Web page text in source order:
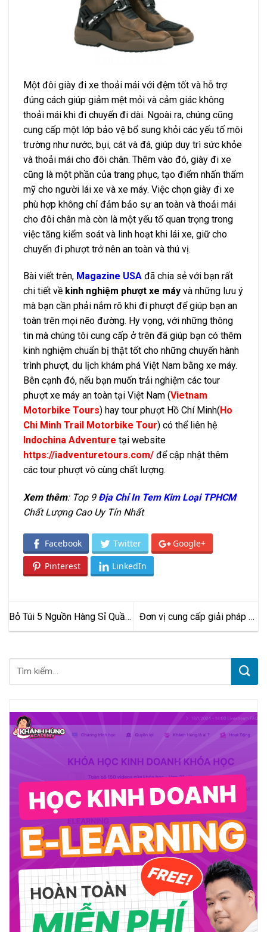
Một đôi giày đi xe thoải mái với đệm tốt và hỗ trợ
đúng cách giúp giảm mệt mỏi và cảm giác không
thoải mái khi đi chuyến đi dài. Ngoài ra, chúng cũng
cung cấp một lớp bảo vệ bổ sung khỏi các yếu tố môi
trường như nước, bụi, cát và đá, giúp duy trì sức khỏe
và thoải mái cho đôi chân. Thêm vào đó, giày đi xe
cũng là một phần của trang phục, tạo điểm nhấn thẩm
mỹ cho người lái xe và xe máy. Việc chọn giày đi xe
phù hợp không chỉ đảm bảo sự an toàn và thoải mái
cho đôi chân mà còn là một yếu tố quan trọng trong
việc tăng kiểm soát và linh hoạt khi lái xe, giữ cho
chuyến đi phượt trở nên an toàn và thú vị.
Bài viết trên, Magazine USA đã chia sẻ với bạn rất
chi tiết về kinh nghiệm phượt xe máy và những lưu ý
mà bạn cần phải nắm rõ khi đi phượt để giúp bạn an
toàn trên mọi nẽo đường. Hy vọng, với những thông
tin mà chúng tôi cung cấp ở trên đã giúp bạn có thêm
kinh nghiệm chuẩn bị thật tốt cho những chuyến hành
trình phượt, du lịch khám phá Việt Nam bằng xe máy.
Bên cạnh đó, nếu bạn muốn trải nghiệm các tour
phượt xe máy an toàn tại Việt Nam (Vietnam
Motorbike Tours) hay tour phượt Hồ Chí Minh( Ho
Chi Minh Trail Motorbike Tour) có thể liên hệ
Indochina Adventure tại website
https://iadventuretours.com/ để cập nhật thêm
các tour phượt vô cùng chất lượng.
Xem thêm: Top 9 Địa Chỉ In Tem Kim Loại TPHCM
Chất Lượng Cao Uy Tín Nhất
Facebook Twitter Google+
Pinterest LinkedIn
Bỏ Túi 5 Nguồn Hàng Sỉ Quần
Áo Chất Lượng, Giá Tốt, Được
Đơn vị cung cấp giải pháp an
ninh PANACO – Uy tín, chất